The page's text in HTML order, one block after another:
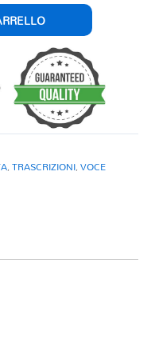
,TRASCRIZIONI,VOCE